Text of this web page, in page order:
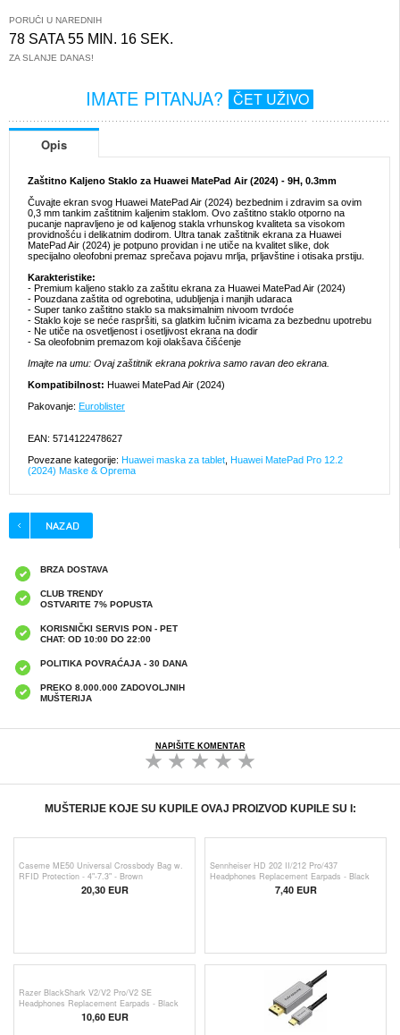
PORUČI U NAREDNIH
78 SATA 55 MIN. 16 SEK.
ZA SLANJE DANAS!
IMATE PITANJA? ČET UŽIVO
Opis
Zaštitno Kaljeno Staklo za Huawei MatePad Air (2024) - 9H, 0.3mm
Čuvajte ekran svog Huawei MatePad Air (2024) bezbednim i zdravim sa ovim
0,3 mm tankim zaštitnim kaljenim staklom. Ovo zaštitno staklo otporno na
pucanje napravljeno je od kaljenog stakla vrhunskog kvaliteta sa visokom
providnošću i delikatnim dodirom. Ultra tanak zaštitnik ekrana za Huawei
MatePad Air (2024) je potpuno providan i ne utiče na kvalitet slike, dok
specijalno oleofobni premaz sprečava pojavu mrlja, prljavštine i otisaka prstiju.
Karakteristike:
- Premium kaljeno staklo za zaštitu ekrana za Huawei MatePad Air (2024)
- Pouzdana zaštita od ogrebotina, udubljenja i manjih udaraca
- Super tanko zaštitno staklo sa maksimalnim nivoom tvrdoće
- Staklo koje se neće raspršiti, sa glatkim lučnim ivicama za bezbednu upotrebu
- Ne utiče na osvetljenost i osetljivost ekrana na dodir
- Sa oleofobnim premazom koji olakšava čišćenje
Imajte na umu: Ovaj zaštitnik ekrana pokriva samo ravan deo ekrana.
Kompatibilnost: Huawei MatePad Air (2024)
Pakovanje: Euroblister
EAN: 5714122478627
Povezane kategorije: Huawei maska za tablet
Huawei MatePad Pro 12.2
(2024) Maske & Oprema
BRZA DOSTAVA
CLUB TRENDY
OSTVARITE 7% POPUSTA
KORISNIČKI SERVIS PON - PET
CHAT: OD 10:00 DO 22:00
POLITIKA POVRAĆAJA - 30 DANA
PREKO 8.000.000 ZADOVOLJNIH
MUŠTERIJA
NAPIŠITE KOMENTAR
MUŠTERIJE KOJE SU KUPILE OVAJ PROIZVOD KUPILE SU I:
Caseme ME50 Universal Crossbody Bag w.
RFID Protection - 4"-7.3" - Brown
20,30 EUR
Razer BlackShark V2/V2 Pro/V2 SE
Headphones Replacement Earpads - Black
10,60 EUR